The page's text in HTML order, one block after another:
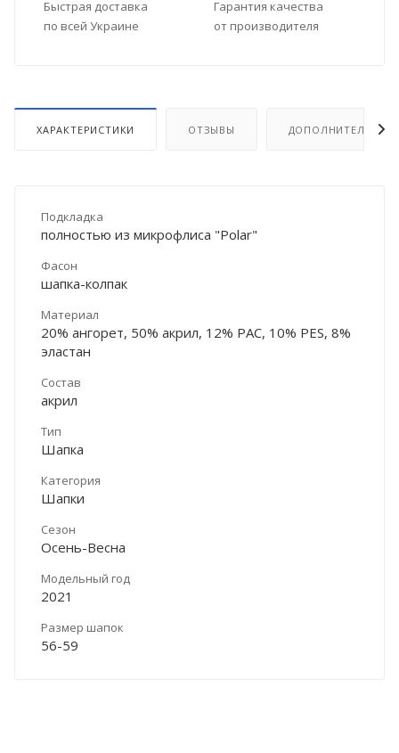
Быстрая доставка
по всей Украине
Гарантия качества
от производителя
ХАРАКТЕРИСТИКИ ОТЗЫВЫ ДОПОЛНИТЕЛЬНО
Подкладка
полностью из микрофлиса "Polar"
Фасон
шапка-колпак
Материал
20% ангорет, 50% акрил, 12% PAC, 10% PES, 8%
эластан
Состав
акрил
Тип
Шапка
Категория
Шапки
Сезон
Осень-Весна
Модельный год
2021
Размер шапок
56-59